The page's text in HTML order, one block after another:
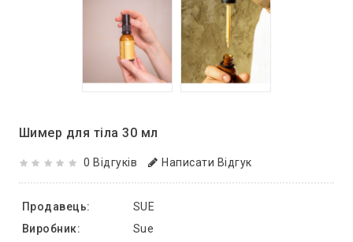
Шимер для тіла 30 мл
0 Відгуків Написати Відгук
Продавець:
SUE
Виробник:
Sue